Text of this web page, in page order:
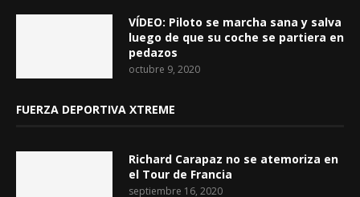
VÍDEO: Piloto se marcha sana y salva
luego de que su coche se partiera en
pedazos
octubre 9, 2020
FUERZA DEPORTIVA XTREME
Richard Carapaz no se atemoriza en
el Tour de Francia
septiembre 16, 2020